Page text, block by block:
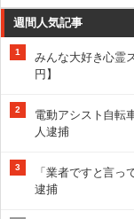
週間人気記事
1
みんな大好き心霊
円】
2
電動アシスト自転
人逮捕
3
「業者ですと言
逮捕